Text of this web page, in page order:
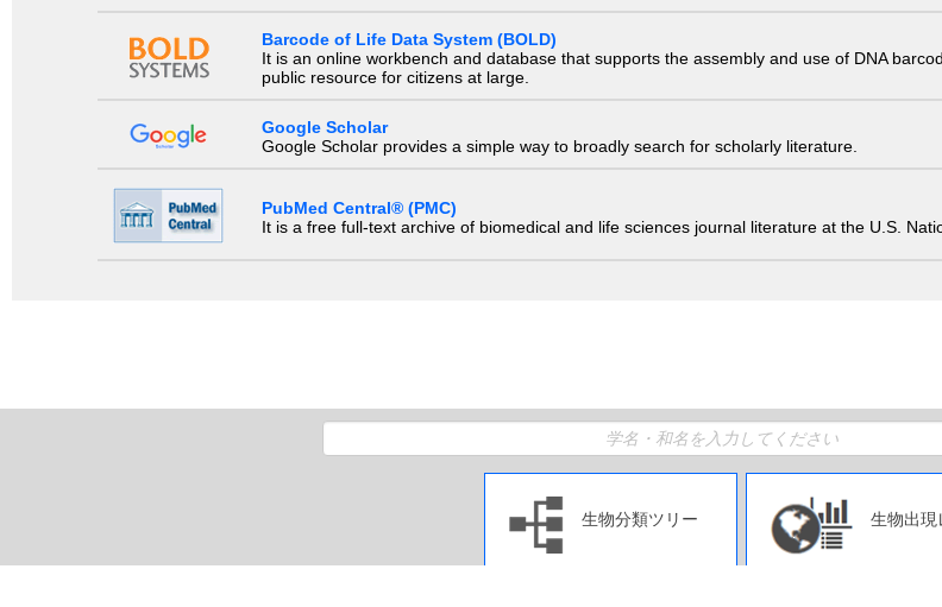
Barcode of Life Data System (BOLD)
It is an online workbench and database that supports the assembly and use of DNA
public resource for citizens at large.
Google Scholar
Google Scholar provides a simple way to broadly search for scholarly literature.
PubMed Central® (PMC)
It is a free full-text archive of biomedical and life sciences journal literature at the U.S.
生物分類ツリー 生物出現